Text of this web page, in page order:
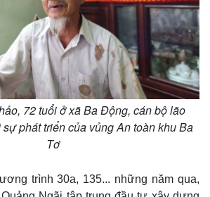
72 tuổi ở xã Ba Động, cán bộ lão
phát triển của vủng An toàn khu Ba
Tơ
trình 30a, 135... những năm qua,